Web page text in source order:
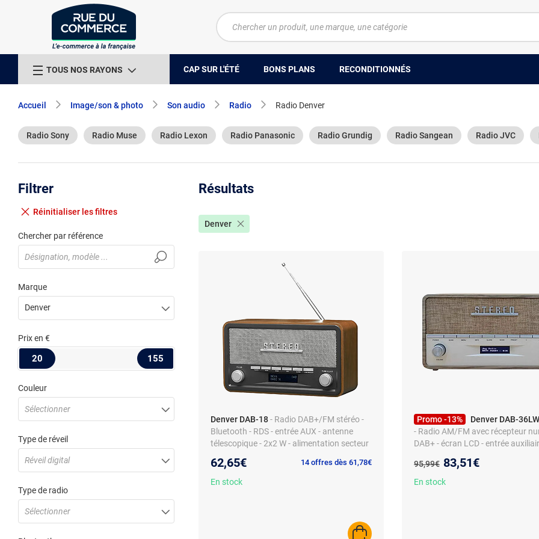
TOUS NOS RAYONS CAP SUR L'ÉTÉ BONS PLANS RECONDITIONNÉS
Accueil Image/son & photo Son audio Radio Radio Denver
Radio Sony Radio Muse Radio Lexon Radio Panasonic Radio Grundig Radio Sangean Radio JVC
Filtrer
Réinitialiser les filtres
Chercher par référence
Marque
Denver
Prixen €
20 155
Couleur
Sélectionner
Type de réveil
Réveil digital
Type de radio
Sélectionner
Résultats
Denver
Denver DAB-18- Radio DAB+/FM stéréo -
Bluetooth - RDS - entrée AUX - antenne
télescopique - 2x2 W - alimentation secteur
62,65€ 14 offres dès 61,78€
En stock
Promo -13%
Denver DAB-
- Radio AM/FM avec récepteur
DAB+ - écran LCD - entrée
présélections - sans Bluetooth ni
Ancien prix :
95,99€ Nouveau prix :
83,51€
En stock